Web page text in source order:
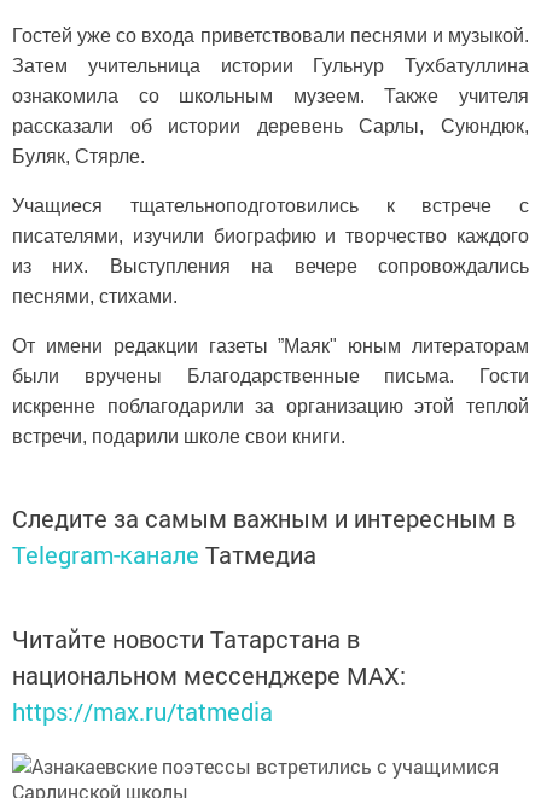
Гостей уже со входа приветствовали песнями и музыкой.
Затем учительница истории Гульнур Тухбатуллина
ознакомила со школьным музеем. Также учителя
рассказали об истории деревень Сарлы, Суюндюк,
Буляк, Стярле.
Учащиеся тщательноподготовились к встрече с
писателями, изучили биографию и творчество каждого
из них. Выступления на вечере сопровождались
песнями, стихами.
От имени редакции газеты ”Маяк" юным литераторам
были вручены Благодарственные письма. Гости
искренне поблагодарили за организацию этой теплой
встречи, подарили школе свои книги.
Следите за самым важным и интересным в
Telegram-канале Татмедиа
Читайте новости Татарстана в
национальном мессенджере MАХ:
https://max.ru/tatmedia